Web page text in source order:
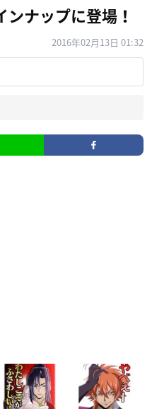
ナップに登場！
2016年02月13日 01:32